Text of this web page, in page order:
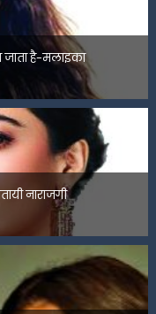
है-मलाइका
नाराजगी